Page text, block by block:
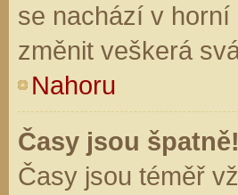
se nachází v
změnit veškerá
Nahoru
Časy jsou špatně!
Časy jsou téměř